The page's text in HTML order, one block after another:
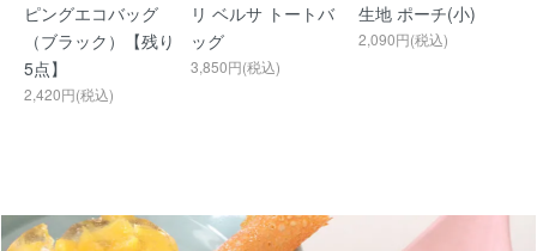
ピングエコバッグ
（ブラック）【残り
5点】
2,420円(税込)
リ ベルサ トートバ
ッグ
3,850円(税込)
生地 ポーチ(小)
2,090円(税込)